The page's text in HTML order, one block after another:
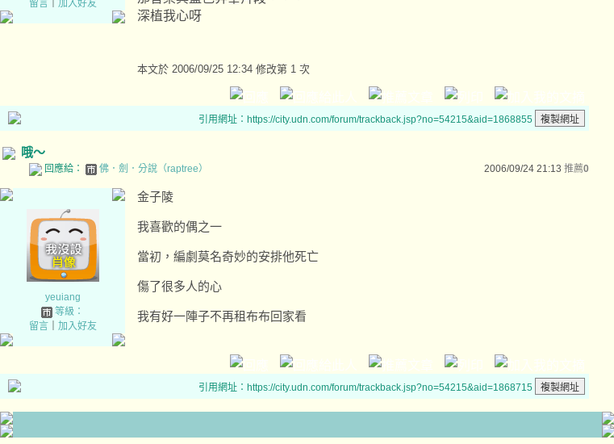
留言｜ 加入好友
深植我心呀
本文於 2006/09/25 12:34 修改第 1 次
引用網址：https://city.udn.com/forum/trackback.jsp?no=54215&aid=1868855
哦～
回應給： 佛．劍．分說（raptree） 2006/09/24 21:13 推薦0
yeuiang
等級：
留言｜ 加入好友
金子陵
我喜歡的偶之一
當初，編劇莫名奇妙的安排他死亡
傷了很多人的心
我有好一陣子不再租布布回家看
引用網址：https://city.udn.com/forum/trackback.jsp?no=54215&aid=1868715